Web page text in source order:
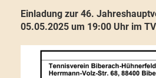
Einladung zur 46.
05.05.2025 um 19:00 Uhr im